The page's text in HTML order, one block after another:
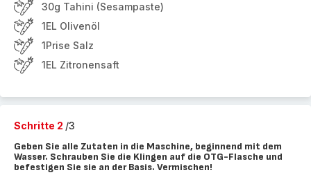
30g Tahini (Sesampaste)
1EL Olivenöl
1Prise Salz
1EL Zitronensaft
Schritte 2 /3
Geben Sie alle Zutaten in die Maschine, beginnend mit dem
Wasser. Schrauben Sie die Klingen auf die OTG-Flasche und
befestigen Sie sie an der Basis. Vermischen!